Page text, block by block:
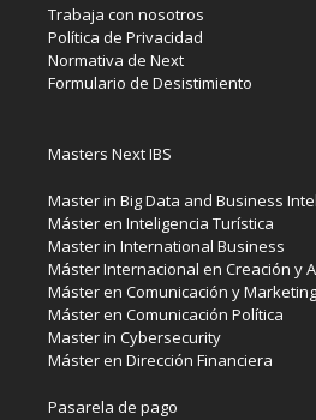
Trabaja con nosotros
Política de Privacidad
Normativa de Next
Formulario de Desistimiento
Masters Next IBS
Master in Big Data and Business
Máster en Inteligencia Turística
Master in International Business
Máster Internacional en Creación y
Máster en Comunicación y
Máster en Comunicación Política
Master in Cybersecurity
Máster en Dirección Financiera
Pasarela de pago